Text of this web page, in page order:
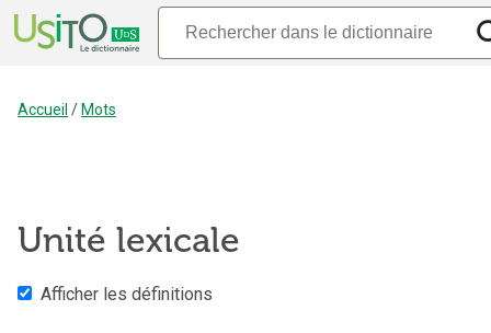
Accueil / Mots
Unité lexicale
Afficher les définitions